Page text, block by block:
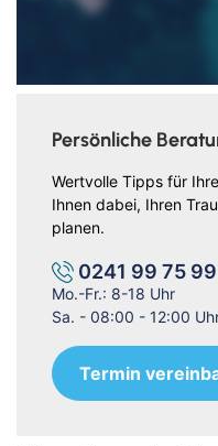
Persönliche
Wertvolle Tipps für
Ihnen dabei, Ihren
planen.
0241 99 75
Mo.-Fr.: 8-18 Uhr
Sa. - 08:00 - 12:00
Termin